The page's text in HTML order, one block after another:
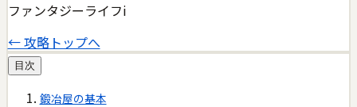
ファンタジーライフi
← 攻略トップへ
目次
鍛冶屋の基本